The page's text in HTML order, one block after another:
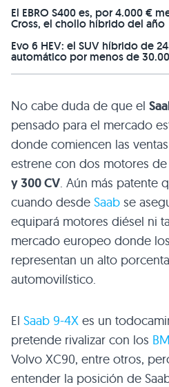
El EBRO S400 es, por 4.000 €
Cross, el chollo híbrido del año
Evo 6 HEV: el SUV híbrido de
automático por menos de
No cabe duda de que el
pensado para el mercado
donde comiencen las
estrene con dos motores de
y 300 CV. Aún más patente
cuando desde Saab se
equipará motores diésel ni
mercado europeo donde
representan un alto
automovilístico.
El Saab 9-4X es un
pretende rivalizar con los
Volvo XC90, entre otros,
entender la posición de